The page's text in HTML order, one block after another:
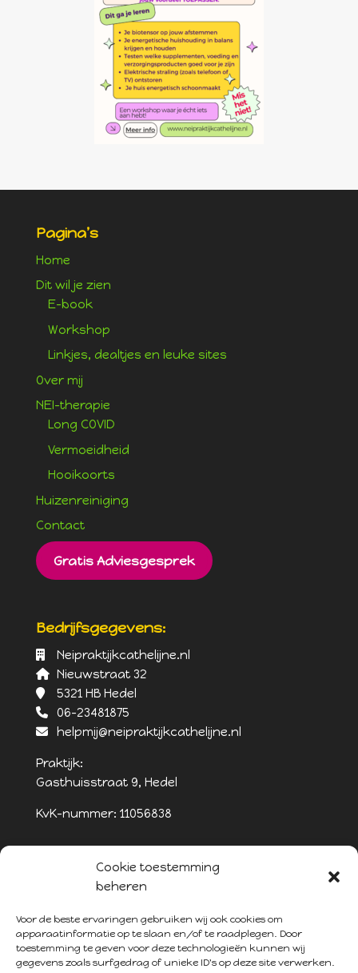
Cookie toestemming
beheren
Voor de beste ervaringen gebruiken wij ook cookies om
apparaatinformatie op te slaan en/of te raadplegen. Door
toestemming te geven voor deze technologieën kunnen wij
gegevens zoals surfgedrag of unieke ID's op deze site verwerken.
Pagina’s
Home
Dit wil je zien
E-book
Workshop
Linkjes, dealtjes en leuke sites
Over mij
NEI-therapie
Long COVID
Vermoeidheid
Hooikoorts
Huizenreiniging
Contact
Gratis Adviesgesprek
Bedrijfsgegevens:
Neipraktijkcathelijne.nl
Nieuwstraat 32
5321 HB Hedel
06-23481875
helpmij@neipraktijkcathelijne.nl
Praktijk:
Gasthuisstraat 9, Hedel
KvK-nummer: 11056838